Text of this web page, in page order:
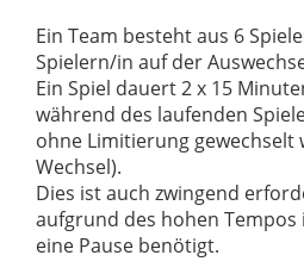
Ein Team besteht aus 6
Spielern/in auf der
Ein Spiel dauert 2 x 15
während des laufenden
ohne Limitierung gewechselt
Wechsel).
Dies ist auch zwingend
aufgrund des hohen
eine Pause benötigt.